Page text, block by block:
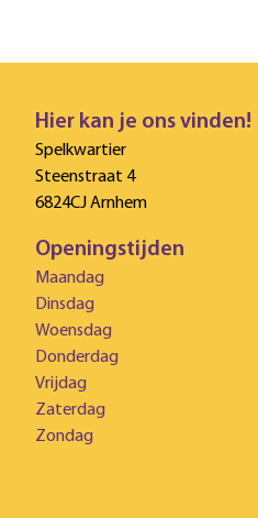
Hier kan je ons vinden!
Spelkwartier
Steenstraat 4
6824CJ Arnhem
Openingstijden
Maandag
Dinsdag
Woensdag
Donderdag
Vrijdag
Zaterdag
Zondag